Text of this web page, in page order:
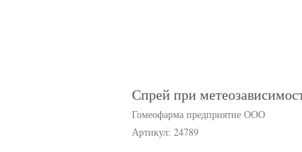
Спрей при
Гомеофарма предприятие ООО
Артикул: 24789